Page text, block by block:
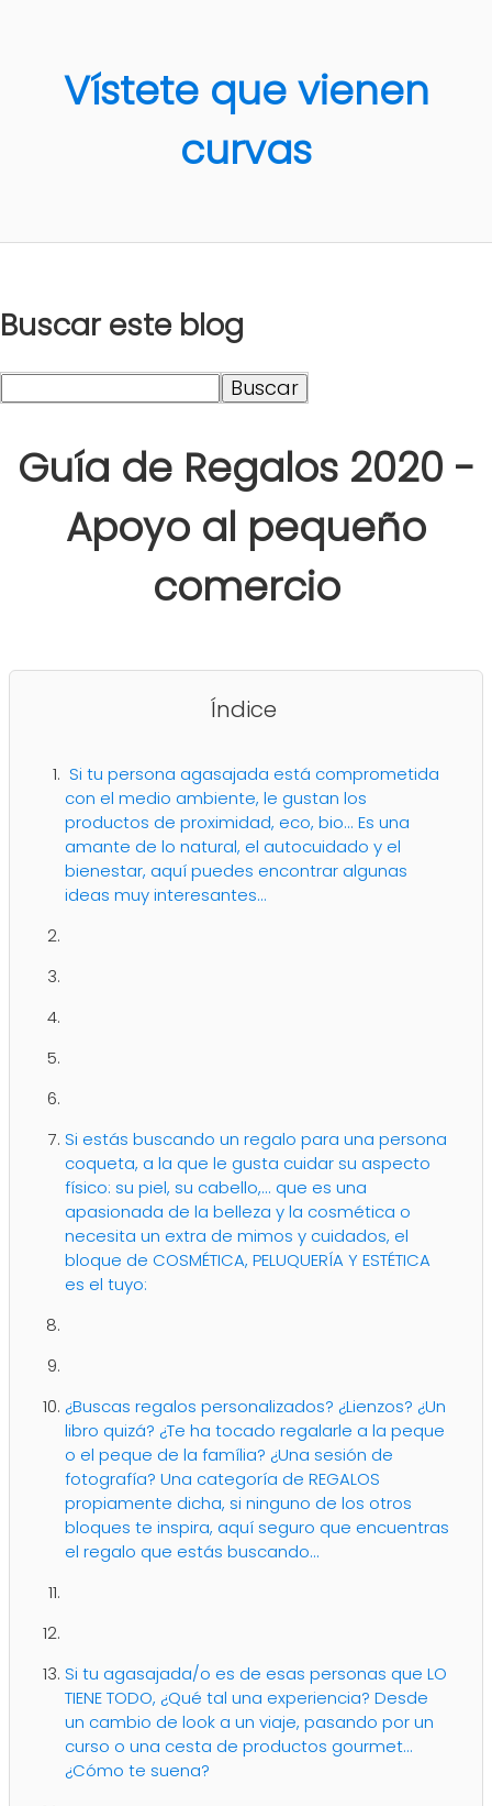
Vístete que vienen
curvas
Buscar este blog
Guía de Regalos 2020 -
Apoyo al pequeño
comercio
Índice
Si tu persona agasajada está comprometida
con el medio ambiente, le gustan los
productos de proximidad, eco, bio... Es una
amante de lo natural, el autocuidado y el
bienestar, aquí puedes encontrar algunas
ideas muy interesantes...
Si estás buscando un regalo para una persona
coqueta, a la que le gusta cuidar su aspecto
físico: su piel, su cabello,... que es una
apasionada de la belleza y la cosmética o
necesita un extra de mimos y cuidados, el
bloque de COSMÉTICA, PELUQUERÍA Y ESTÉTICA
es el tuyo:
¿Buscas regalos personalizados? ¿Lienzos? ¿Un
libro quizá? ¿Te ha tocado regalarle a la peque
o el peque de la família? ¿Una sesión de
fotografía? Una categoría de REGALOS
propiamente dicha, si ninguno de los otros
bloques te inspira, aquí seguro que encuentras
el regalo que estás buscando...
Si tu agasajada/o es de esas personas que LO
TIENE TODO, ¿Qué tal una experiencia? Desde
un cambio de look a un viaje, pasando por un
curso o una cesta de productos gourmet...
¿Cómo te suena?